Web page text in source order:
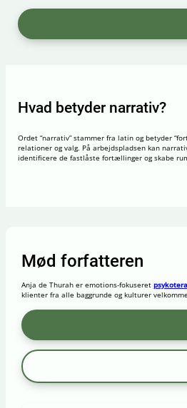
Hvad betyder narrativ?
Ordet “narrativ” stammer fra latin og betyder
relationer og valg. På arbejdspladsen kan
identificere de fastlåste fortællinger og skabe
Mød forfatteren
Anja de Thurah er emotions-fokuseret
klienter fra alle baggrunde og kulturer